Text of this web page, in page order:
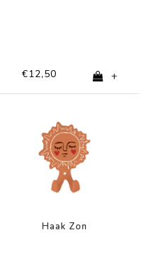
€12,50 +
Haak Zon